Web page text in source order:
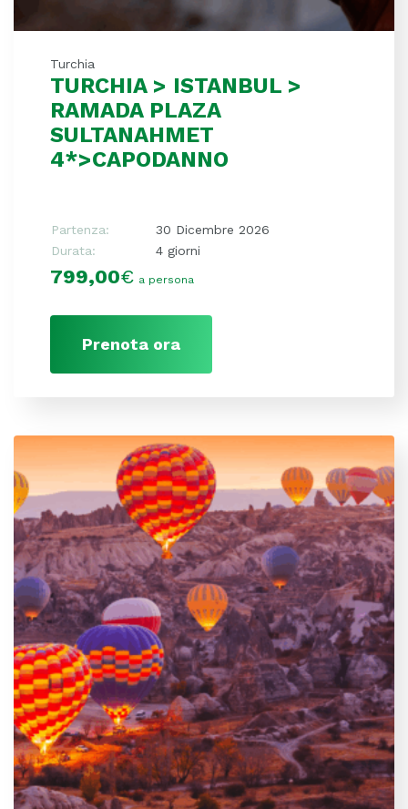
Turchia
TURCHIA > ISTANBUL >
RAMADA PLAZA
SULTANAHMET
4*>CAPODANNO
Partenza:
30 Dicembre 2026
Durata:
4 giorni
799,00€ a persona
Prenota ora